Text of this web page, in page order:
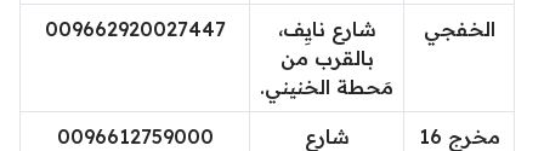
الخفجي
شارع نايِف،
بالقرب من
مَحطة الخنيني.
009662920027447
مخرج 16
شارع
0096612759000